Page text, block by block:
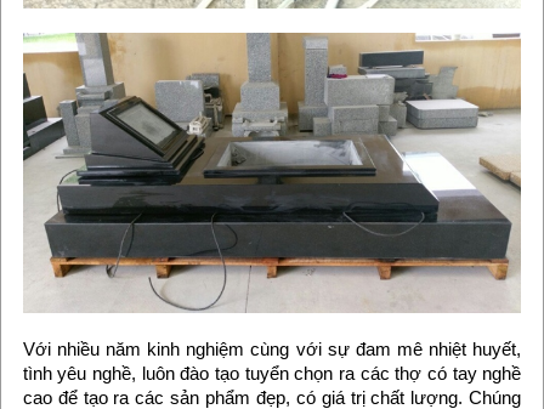
Với nhiều năm kinh nghiệm cùng với sự đam mê nhiệt huyết,
tình yêu nghề, luôn đào tạo tuyển chọn ra các thợ có tay nghề
cao để tạo ra các sản phẩm đẹp, có giá trị chất lượng. Chúng